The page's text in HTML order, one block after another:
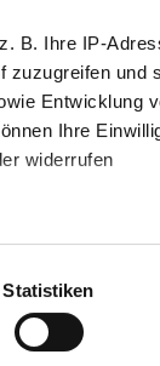
B. Ihre IP-
und
Entwicklung
Ihre
widerrufen
einige Meter
und legen
Statistiken
bringen